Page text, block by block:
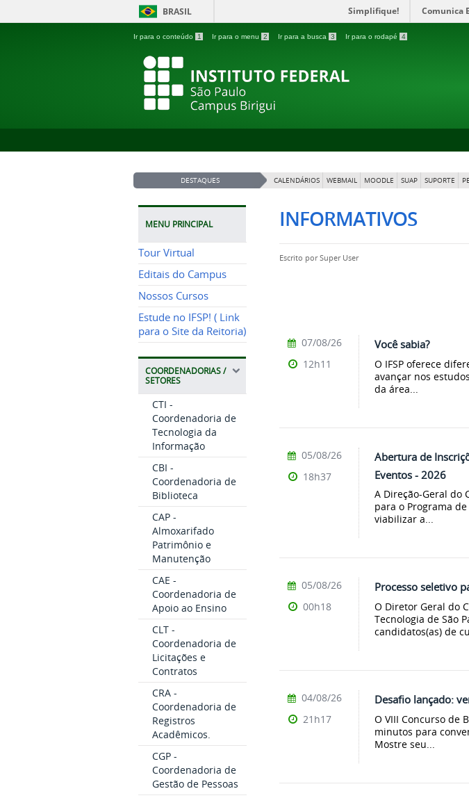
BRASIL Simplifique! Comunica
Ir para o conteúdo 1 Ir para o menu 2 Ir para a busca 3 Ir para o rodapé 4
DESTAQUES CALENDÁRIOS WEBMAIL MOODLE SUAP SUPORTE
MENU PRINCIPAL
Tour Virtual
Editais do Campus
Nossos Cursos
Estude no IFSP! ( Link
para o Site da Reitoria)
COORDENADORIAS /
SETORES
CTI -
Coordenadoria de
Tecnologia da
Informação
CBI -
Coordenadoria de
Biblioteca
CAP -
Almoxarifado
Patrimônio e
Manutenção
CAE -
Coordenadoria de
Apoio ao Ensino
CLT -
Coordenadoria de
Licitações e
Contratos
CRA -
Coordenadoria de
Registros
Acadêmicos.
CGP -
Coordenadoria de
Gestão de Pessoas
INFORMATIVOS
Escrito porSuper User
Você sabia?
O IFSP oferece
avançar nos
da área...
07/08/26
12h11
Abertura de
Eventos - 2026
A Direção-Geral do
para o Programa
viabilizar a...
05/08/26
18h37
Processo seletivo
O Diretor Geral do
Tecnologia de São
candidatos(as) de
05/08/26
00h18
Desafio lançado:
O VIII Concurso de
minutos para
Mostre seu...
04/08/26
21h17